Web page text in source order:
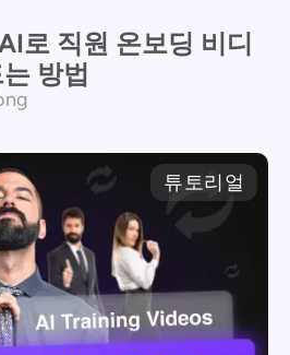
로 직원 온보딩 비디
방법
튜토리얼